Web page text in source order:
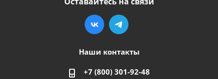
Наши контакты
+7 (800) 301-92-48